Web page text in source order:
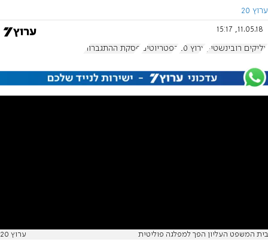
ערוץ 20
11.05.18, 15:17
אליקים רובינשטיין ערוץ 20 הפטריוטים פסקת ההתגברות
בית המשפט העליון הפך למפלגה פוליטית ערוץ 20